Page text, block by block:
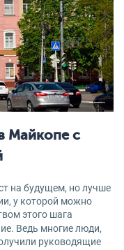
Майкопе с
на будущем, но лучше
у которой можно
этого шага
Ведь многие люди,
руководящие